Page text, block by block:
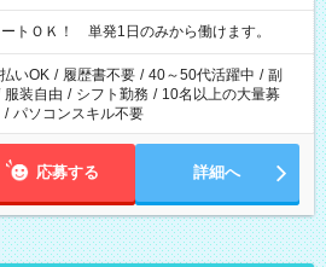
・22：00～翌6：00 など
ートＯＫ！ 単発1日のみから働けます。
いOK / 履歴書不要 / 40～50代活躍中 / 副
服装自由 / シフト勤務 / 10名以上の大量募
/ パソコンスキル不要
応募する 詳細へ